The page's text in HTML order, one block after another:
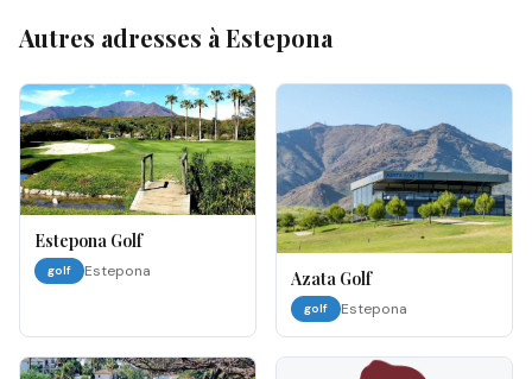
Autres adresses à Estepona
Estepona Golf
golf Estepona Azata Golf
golf Estepona